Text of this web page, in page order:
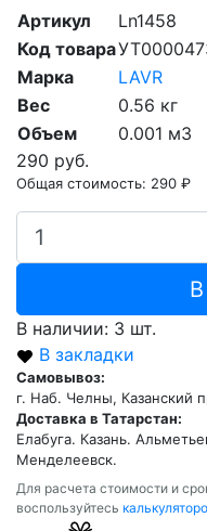
Артикул
Ln1458
Код товара
Марка
LAVR
Вес
0.56 кг
Объем
0.001 м3
290 руб.
Общая стоимость: 290 ₽
В наличии: 3 шт.
В закладки
Самовывоз:
г. Наб. Челны, Казанский
Доставка в Татарстан:
Елабуга. Казань.
Менделеевск.
Для расчета стоимости и
воспользуйтесь